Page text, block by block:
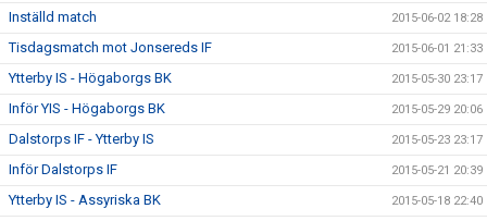
Inställd match 2015-06-02 18:28
Tisdagsmatch mot Jonsereds IF 2015-06-01 21:33
Ytterby IS - Högaborgs BK 2015-05-30 23:17
Inför YIS - Högaborgs BK 2015-05-29 20:06
Dalstorps IF - Ytterby IS 2015-05-23 23:17
Inför Dalstorps IF 2015-05-21 20:39
Ytterby IS - Assyriska BK 2015-05-18 22:40